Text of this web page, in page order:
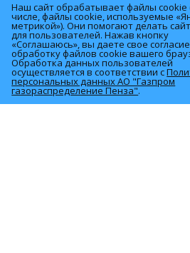
© 2026 АО «Газпром
440000, г. Пенза, ул. М.Горького, 50
О компании
Наш сайт обрабатывает файлы cookie
числе, файлы cookie, используемые
метрикой»). Они помогают делать
для пользователей. Нажав кнопку
«Соглашаюсь», вы даете свое
обработку файлов cookie вашего
Обработка данных пользователей
осуществляется в соответствии с
персональных данных АО "Газпром
газораспределение Пенза".